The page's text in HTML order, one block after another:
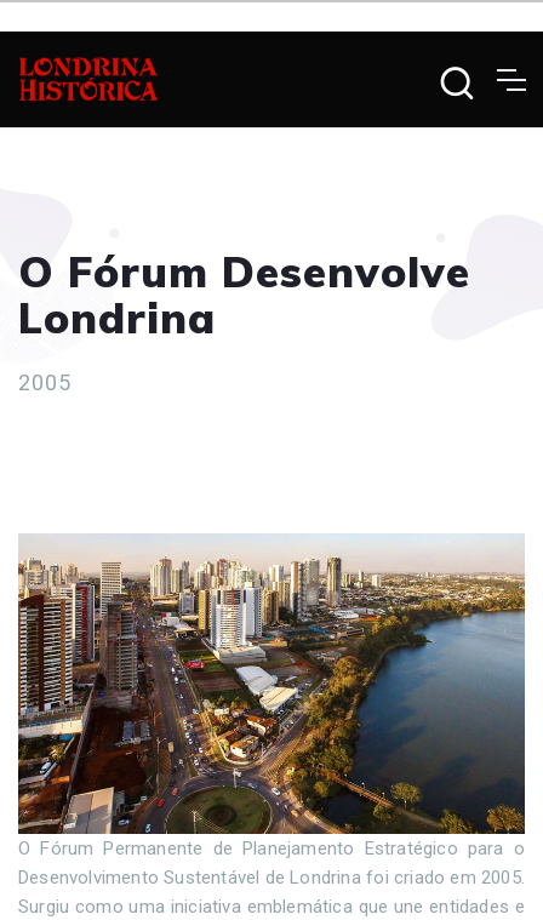
O Fórum Desenvolve
Londrina
2005
O Fórum Permanente de Planejamento Estratégico para o
Desenvolvimento Sustentável de Londrina foi criado em 2005.
Surgiu como uma iniciativa emblemática que une entidades e